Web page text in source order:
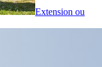
Extension ou